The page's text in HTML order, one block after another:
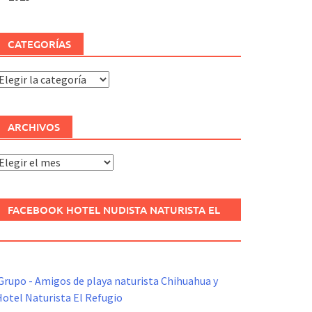
CATEGORÍAS
Categorías
ARCHIVOS
Archivos
FACEBOOK HOTEL NUDISTA NATURISTA EL
- Amigos de playa naturista Chihuahua y
Naturista El Refugio